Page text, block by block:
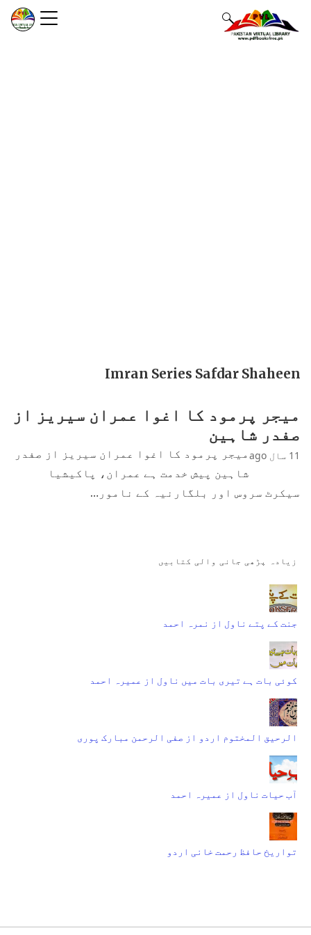
Imran Series Safdar Shaheen
میجر پرمود کا اغوا عمران سیریز از
صفدر شاہین
11 سال ago
میجر پرمود کا اغوا عمران سیریز از صفدر
شاہین پیش خدمت ہے عمران، پاکیشیا
سیکرٹ سروس اور بلگارنیہ کے نامور…
زیادہ پڑھی جانی والی کتابیں
جنت کے پتے ناول از نمرہ احمد
کوئی بات ہے تیری بات میں ناول از عمیرہ احمد
الرحیق المختوم اردو از صفی الرحمن مبارک پوری
آب حیات ناول از عمیرہ احمد
تواریخ حافظ رحمت خانی اردو